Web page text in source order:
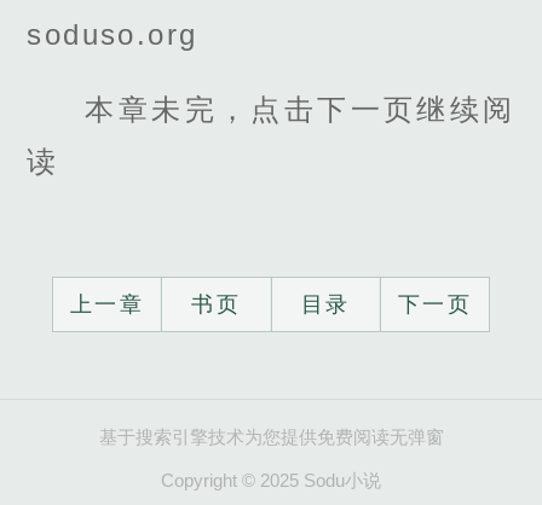
soduso.org
本章未完，点击下一页继续阅
读
上一章 书页 目录 下一页
基于搜索引擎技术为您提供免费阅读无弹窗
Copyright © 2025 Sodu小说